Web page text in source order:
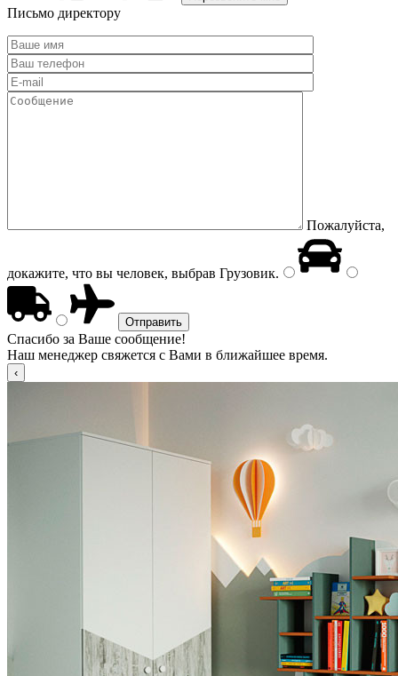
Письмо директору
Пожалуйста,
докажите, что вы человек, выбрав Грузовик.
Спасибо за Ваше сообщение!
Наш менеджер свяжется с Вами в ближайшее время.